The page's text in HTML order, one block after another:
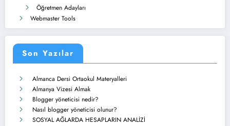
Öğretmen Adayları
Webmaster Tools
Son Yazılar
Almanca Dersi Ortaokul Materyalleri
Almanya Vizesi Almak
Blogger yöneticisi nedir?
Nasıl blogger yöneticisi olunur?
SOSYAL AĞLARDA HESAPLARIN ANALİZİ